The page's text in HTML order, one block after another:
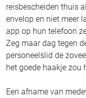
reisbescheiden thuis
envelop en niet meer
app op hun telefoon
Zeg maar dag tegen
personeelslid de
het goede haakje zou
Een afname van